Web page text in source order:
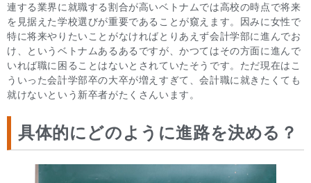
連する業界に就職する割合が高いベトナムでは高校の時点で将来
を見据えた学校選びが重要であることが窺えます。因みに女性で
特に将来やりたいことがなければとりあえず会計学部に進んでお
け、というベトナムあるあるですが、かつてはその方面に進んで
いれば職に困ることはないとされていたそうです。ただ現在はこ
ういった会計学部卒の大卒が増えすぎて、会計職に就きたくても
就けないという新卒者がたくさんいます。
具体的にどのように進路を決める？